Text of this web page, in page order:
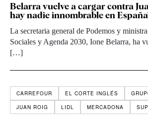
Belarra vuelve a cargar contra
hay nadie innombrable en
La secretaria general de Podemos y
Sociales y Agenda 2030, Ione Belarra, ha
[…]
CARREFOUR EL CORTE INGLÉS
JUAN ROIG
LIDL MERCADONA